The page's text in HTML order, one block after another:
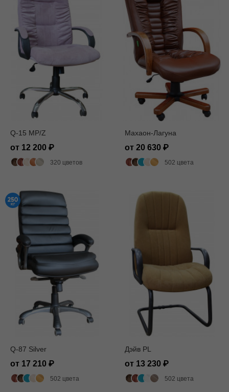
Q-15 MP/Z
от 12 200
320 цветов
Махаон-Лагуна
от 20 630
502 цвета
Q-87 Silver
от 17 210
502 цвета
Дэйв PL
от 13 230
502 цвета